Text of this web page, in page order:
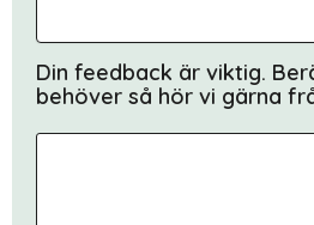
Din feedback är viktig.
behöver så hör vi gärna